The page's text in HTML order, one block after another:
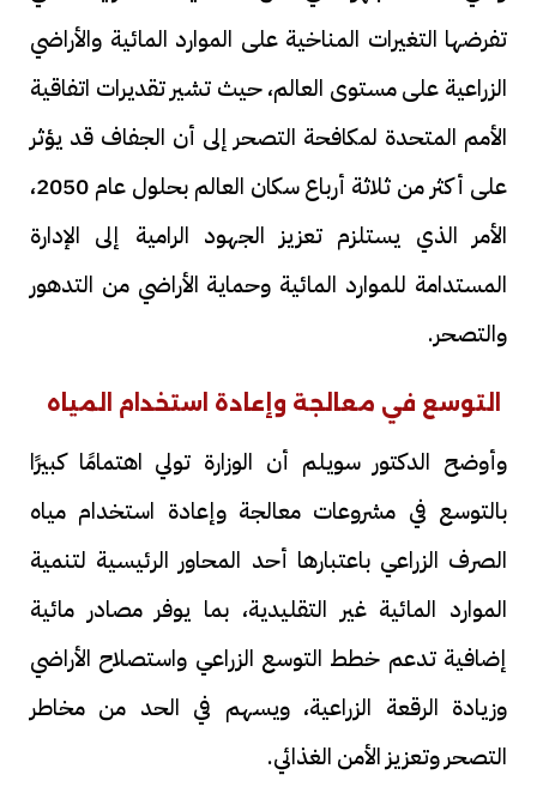
تفرضها التغيرات المناخية على الموارد المائية والأراضي
الزراعية على مستوى العالم، حيث تشير تقديرات اتفاقية
الأمم المتحدة لمكافحة التصحر إلى أن الجفاف قد يؤثر
على أكثر من ثلاثة أرباع سكان العالم بحلول عام 2050،
الأمر الذي يستلزم تعزيز الجهود الرامية إلى الإدارة
المستدامة للموارد المائية وحماية الأراضي من التدهور
والتصحر.
التوسع في معالجة وإعادة استخدام المياه
وأوضح الدكتور سويلم أن الوزارة تولي اهتمامًا كبيرًا
بالتوسع في مشروعات معالجة وإعادة استخدام مياه
الصرف الزراعي باعتبارها أحد المحاور الرئيسية لتنمية
الموارد المائية غير التقليدية، بما يوفر مصادر مائية
إضافية تدعم خطط التوسع الزراعي واستصلاح الأراضي
وزيادة الرقعة الزراعية، ويسهم في الحد من مخاطر
التصحر وتعزيز الأمن الغذائي.